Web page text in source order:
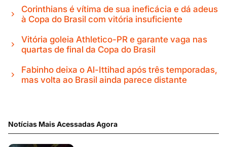
Corinthians é vítima de sua ineficácia e dá adeus
à Copa do Brasil com vitória insuficiente
Vitória goleia Athletico-PR e garante vaga nas
quartas de final da Copa do Brasil
Fabinho deixa o Al-Ittihad após três temporadas,
mas volta ao Brasil ainda parece distante
Notícias Mais Acessadas Agora